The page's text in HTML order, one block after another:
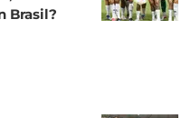
Brasil?